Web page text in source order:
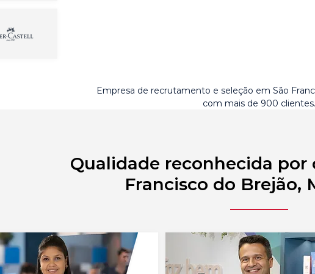
Empresa de recrutamento e seleção em São
com mais de 900 clientes.
Qualidade reconhecida por
Francisco do Brejão,